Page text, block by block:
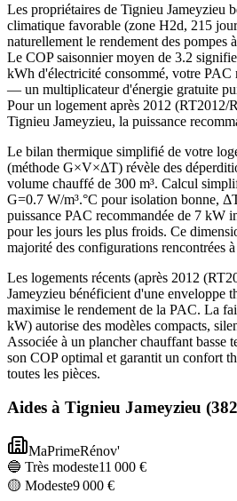
Les propriétaires de Tignieu Jameyzieu
climatique favorable (zone H2d, 215
naturellement le rendement des pompes
Le COP saisonnier moyen de 3.2
kWh d'électricité consommé, votre PAC
— un multiplicateur d'énergie gratuite
Pour un logement après 2012 (RT2012/
Tignieu Jameyzieu, la puissance
Le bilan thermique simplifié de votre
(méthode G×V×ΔT) révèle des
volume chauffé de 300 m³. Calcul
G=0.7 W/m³.°C pour isolation bonne,
puissance PAC recommandée de 7 kW
pour les jours les plus froids. Ce
majorité des configurations rencontrées
Les logements récents (après 2012
Jameyzieu bénéficient d'une enveloppe
maximise le rendement de la PAC. La
kW) autorise des modèles compacts,
Associée à un plancher chauffant basse
son COP optimal et garantit un confort
toutes les pièces.
Aides à Tignieu Jameyzieu (
MaPrimeRénov'
🔵 Très modeste11 000 €
🟡 Modeste9 000 €